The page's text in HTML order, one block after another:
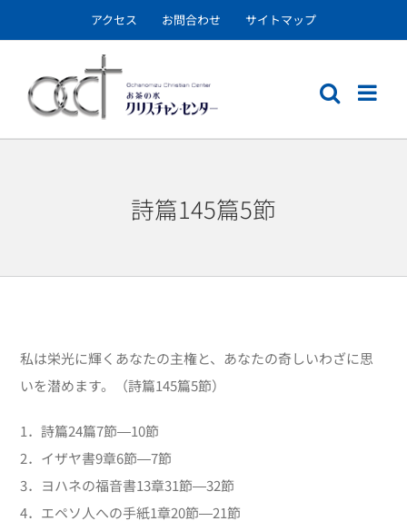
to
アクセス お問合わせ サイトマップ
詩篇145篇5節
私は栄光に輝くあなたの主権と、あなたの奇しいわざに思
いを潜めます。（詩篇145篇5節）
1．詩篇24篇7節―10節
2．イザヤ書9章6節―7節
3．ヨハネの福音書13章31節―32節
4． エペソ人への手紙1章20節―21節